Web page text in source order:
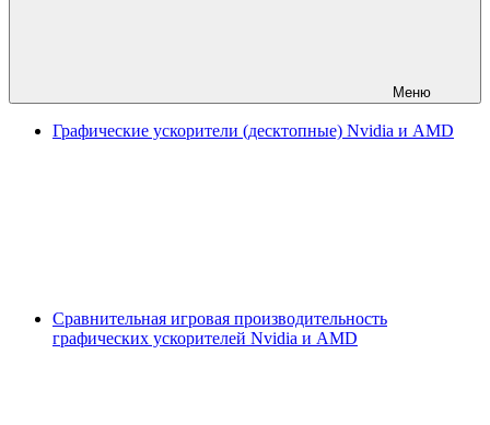
Меню
Графические ускорители (десктопные) Nvidia и AMD
Сравнительная игровая производительность
графических ускорителей Nvidia и AMD